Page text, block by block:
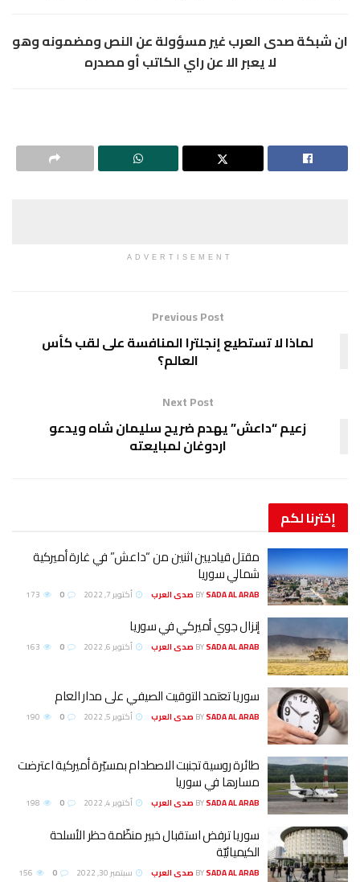
ان شبكة صدى العرب غير مسؤولة عن النص ومضمونه وهو
لا يعبر الا عن راي الكاتب أو مصدره
ADVERTISEMENT
Previous Post
لماذا لا تستطيع إنجلترا المنافسة على لقب كأس
العالم؟
Next Post
زعيم “داعش” يهدم ضريح سليمان شاه ويدعو
اردوغان لمبايعته
إخترنالكم
مقتل قياديين اثنين من “داعش” في غارة أميركية
شمالي سوريا
BYSADA AL ARAB صدى العرب أكتوبر 7, 2022
إنزال جوي أميركي في سوريا
BYSADA AL ARAB صدى العرب أكتوبر 6, 2022
سوريا تعتمد التوقيت الصيفي على مدار العام
BYSADA AL ARAB صدى العرب أكتوبر 5, 2022
طائرة روسية تجنبت الاصطدام بمسيّرة أميركية اعترضت
مسارها في سوريا
BYSADA AL ARAB صدى العرب أكتوبر 4, 2022
سوريا ترفض استقبال خبير منظّمة حظر الأسلحة
الكيميائيّة
BYSADA AL ARAB صدى العرب سبتمبر 30, 2022